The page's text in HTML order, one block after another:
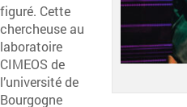
figuré. Cette
chercheuse au
laboratoire
CIMEOS de
l’université de
Bourgogne